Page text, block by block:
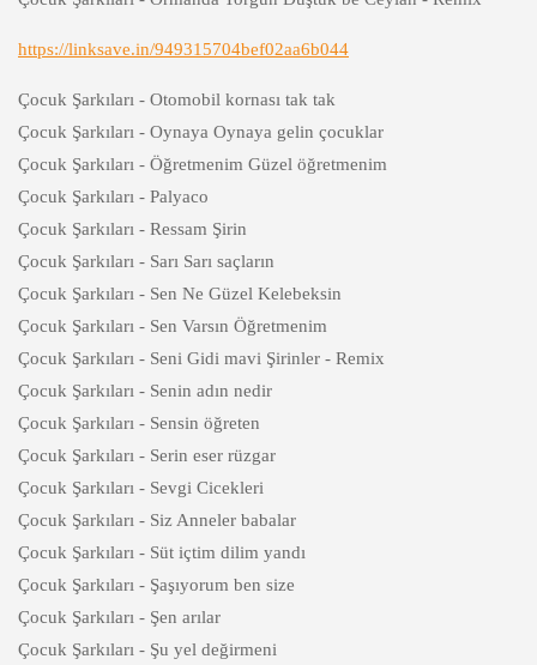
https://linksave.in/949315704bef02aa6b044
Çocuk Şarkıları - Otomobil kornası tak tak
Çocuk Şarkıları - Oynaya Oynaya gelin çocuklar
Çocuk Şarkıları - Öğretmenim Güzel öğretmenim
Çocuk Şarkıları - Palyaco
Çocuk Şarkıları - Ressam Şirin
Çocuk Şarkıları - Sarı Sarı saçların
Çocuk Şarkıları - Sen Ne Güzel Kelebeksin
Çocuk Şarkıları - Sen Varsın Öğretmenim
Çocuk Şarkıları - Seni Gidi mavi Şirinler - Remix
Çocuk Şarkıları - Senin adın nedir
Çocuk Şarkıları - Sensin öğreten
Çocuk Şarkıları - Serin eser rüzgar
Çocuk Şarkıları - Sevgi Cicekleri
Çocuk Şarkıları - Siz Anneler babalar
Çocuk Şarkıları - Süt içtim dilim yandı
Çocuk Şarkıları - Şaşıyorum ben size
Çocuk Şarkıları - Şen arılar
Çocuk Şarkıları - Şu yel değirmeni